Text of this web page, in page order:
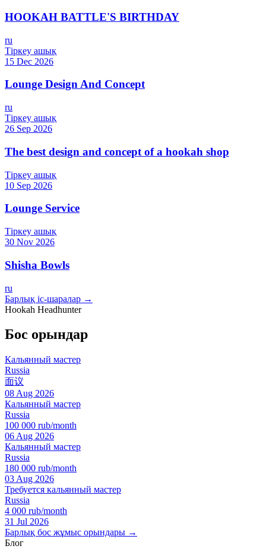
HOOKAH BATTLE'S BIRTHDAY
ru
Тіркеу ашық
15 Dec 2026
Lounge Design And Concept
ru
Тіркеу ашық
26 Sep 2026
The best design and concept of a hookah shop
Тіркеу ашық
10 Sep 2026
Lounge Service
Тіркеу ашық
30 Nov 2026
Shisha Bowls
ru
Барлық іс-шаралар →
Hookah Headhunter
Бос орындар
Кальянный мастер
Russia
面议
08 Aug 2026
Кальянный мастер
Russia
100 000 rub/month
06 Aug 2026
Кальянный мастер
Russia
180 000 rub/month
03 Aug 2026
Требуется кальянный мастер
Russia
4 000 rub/month
31 Jul 2026
Барлық бос жұмыс орындары →
Блог